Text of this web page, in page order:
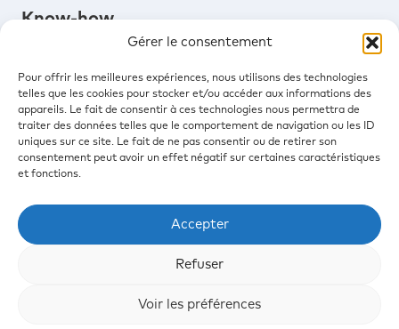
Gérer le consentement
Pour offrir les meilleures expériences, nous utilisons des technologies
telles que les cookies pour stocker et/ou accéder aux informations des
appareils. Le fait de consentir à ces technologies nous permettra de
traiter des données telles que le comportement de navigation ou les ID
uniques sur ce site. Le fait de ne pas consentir ou de retirer son
consentement peut avoir un effet négatif sur certaines caractéristiques
et fonctions.
Accepter
Refuser
Voir les préférences
Know-how
Design
Produzione
Installazione e manutenzione
Sirail Services
Cookie Policy